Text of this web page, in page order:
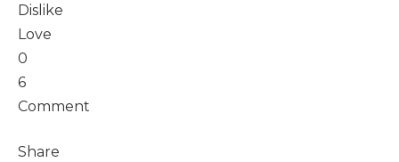
Dislike
Love
0
6
Comment
Share